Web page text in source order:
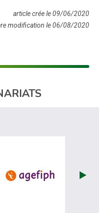
article crée le 09/06/2020
modification le 06/08/2020
site de Ministère du travail
visiter les